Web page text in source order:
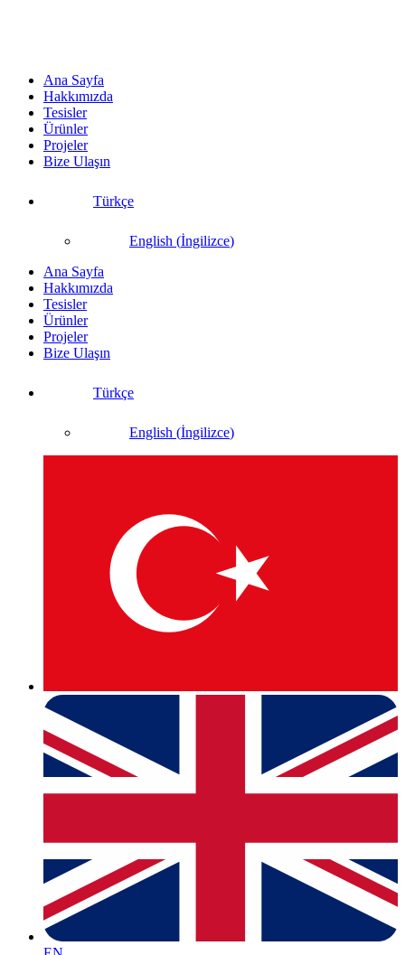
Ana Sayfa
Hakkımızda
Tesisler
Ürünler
Projeler
Bize Ulaşın
Türkçe
English (İngilizce)
Ana Sayfa
Hakkımızda
Tesisler
Ürünler
Projeler
Bize Ulaşın
Türkçe
English (İngilizce)